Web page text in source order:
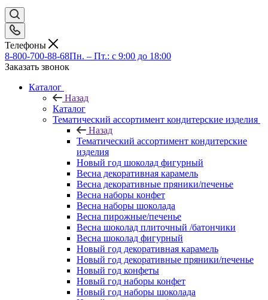
Телефоны
8-800-700-88-68Пн. – Пт.: с 9:00 до 18:00
Заказать звонок
Каталог
Назад
Каталог
Тематический ассортимент кондитерские изделия
Назад
Тематический ассортимент кондитерские
изделия
Новый год шоколад фигурный
Весна декоративная карамель
Весна декоративные пряники/печенье
Весна наборы конфет
Весна наборы шоколада
Весна пирожные/печенье
Весна шоколад плиточный /батончики
Весна шоколад фигурный
Новый год декоративная карамель
Новый год декоративные пряники/печенье
Новый год конфеты
Новый год наборы конфет
Новый год наборы шоколада